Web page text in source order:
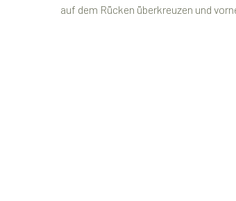
auf dem Rücken überkreuzen und